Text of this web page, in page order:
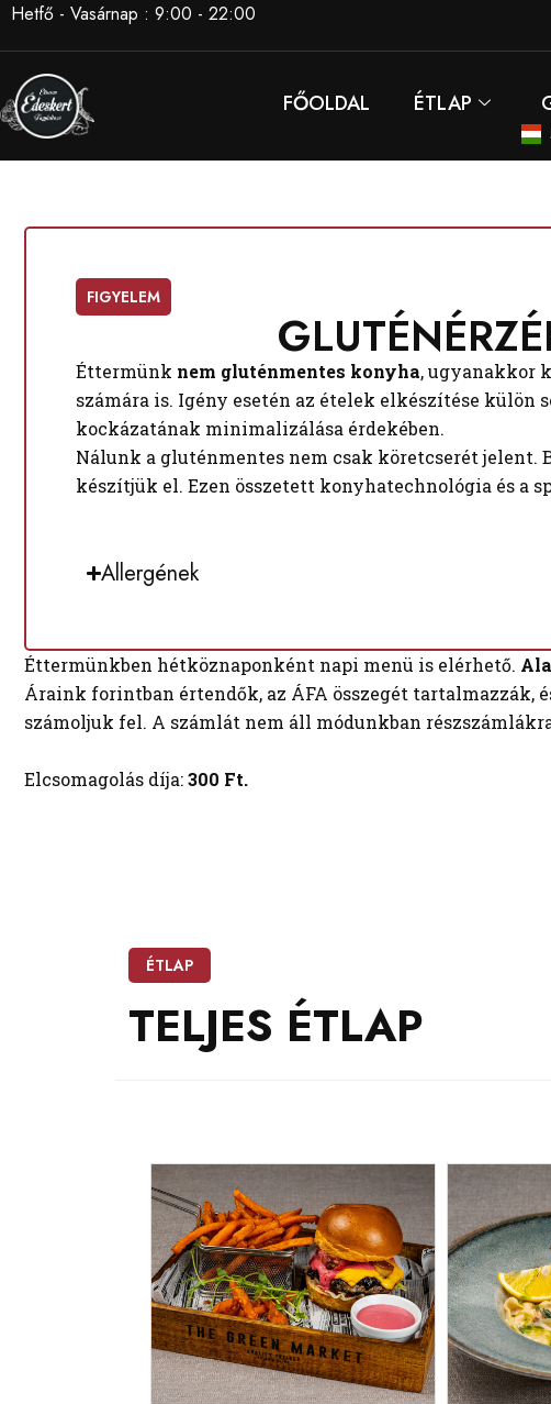
Hetfő - Vasárnap : 9:00 - 22:00
FŐOLDAL ÉTLAP
FIGYELEM
Étter­münk nem gluténmentes konyha, ugyanakkor
számára is. Igény esetén az ételek elkészítése
kockázatának minimalizálása érdekében.
Nálunk a gluténmentes nem csak köretcserét jelent.
készítjük el. Ezen összetett konyhatechnológia és a
Allergének
Éttermünkben hétköznaponként napi menü is elérhető.
Áraink forintban értendők, az ÁFA összegét tartalmazzák,
számoljuk fel. A számlát nem áll módunkban
Elcsomagolás díja:300 Ft.
ÉTLAP
TELJES ÉTLAP